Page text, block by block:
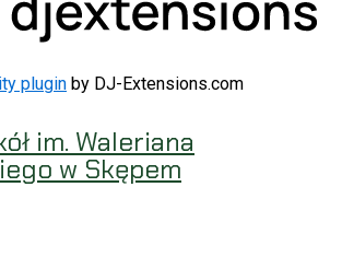
plugin by DJ-Extensions.com
im. Waleriana
w Skępem